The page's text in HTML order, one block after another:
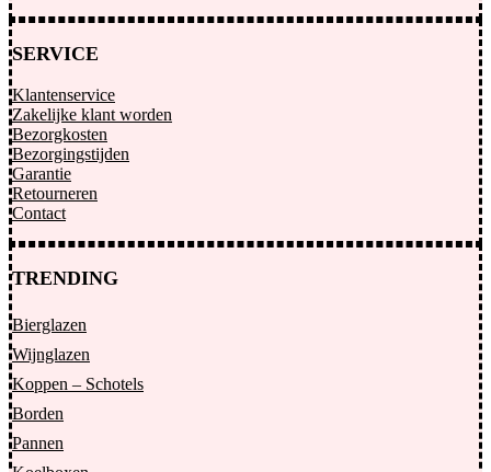
SERVICE
Klantenservice
Zakelijke klant worden
Bezorgkosten
Bezorgingstijden
Garantie
Retourneren
Contact
TRENDING
Bierglazen
Wijnglazen
Koppen – Schotels
Borden
Pannen